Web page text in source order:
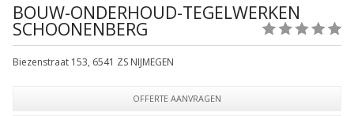
BOUW-ONDERHOUD-TEGELWERKEN
SCHOONENBERG
Biezenstraat 153, 6541 ZS NIJMEGEN
OFFERTE AANVRAGEN